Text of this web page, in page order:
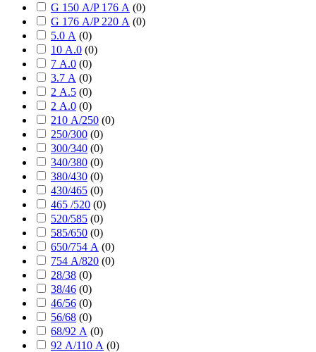
G 150 А/P 176 А (0)
G 176 А/P 220 А (0)
5.0 А (0)
10 А.0 (0)
7 А.0 (0)
3.7 А (0)
2 А.5 (0)
2 А.0 (0)
210 А/250 (0)
250/300 (0)
300/340 (0)
340/380 (0)
380/430 (0)
430/465 (0)
465 /520 (0)
520/585 (0)
585/650 (0)
650/754 А (0)
754 А/820 (0)
28/38 (0)
38/46 (0)
46/56 (0)
56/68 (0)
68/92 А (0)
92 А/110 А (0)